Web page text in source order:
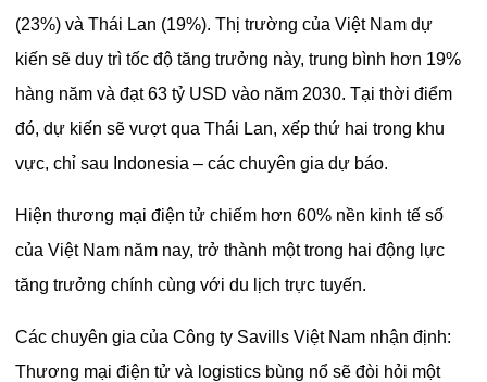
(23%) và Thái Lan (19%). Thị trường của Việt Nam dự
kiến sẽ duy trì tốc độ tăng trưởng này, trung bình hơn 19%
hàng năm và đạt 63 tỷ USD vào năm 2030. Tại thời điểm
đó, dự kiến sẽ vượt qua Thái Lan, xếp thứ hai trong khu
vực, chỉ sau Indonesia – các chuyên gia dự báo.
Hiện thương mại điện tử chiếm hơn 60% nền kinh tế số
của Việt Nam năm nay, trở thành một trong hai động lực
tăng trưởng chính cùng với du lịch trực tuyến.
Các chuyên gia của Công ty Savills Việt Nam nhận định:
Thương mại điện tử và logistics bùng nổ sẽ đòi hỏi một